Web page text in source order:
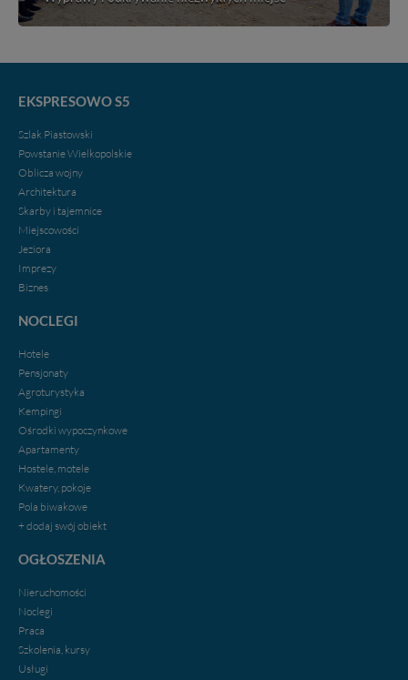
EKSPRESOWO S5
Szlak Piastowski
Powstanie Wielkopolskie
Oblicza wojny
Architektura
Skarby i tajemnice
Miejscowości
Jeziora
Imprezy
Biznes
NOCLEGI
Hotele
Pensjonaty
Agroturystyka
Kempingi
Ośrodki wypoczynkowe
Apartamenty
Hostele, motele
Kwatery, pokoje
Pola biwakowe
+ dodaj swój obiekt
OGŁOSZENIA
Nieruchomości
Noclegi
Praca
Szkolenia, kursy
Usługi